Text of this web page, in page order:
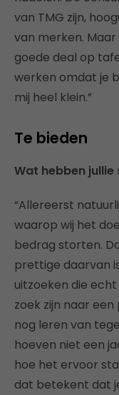
van TMG zijn,
van merken.
goede deal op
werken omdat je
mij heel klein.”
Te bieden
Wat hebben
“Allereerst
waarop wij het
bedrag storten.
prettige daarvan
uitzoeken die echt
zoek zijn naar
nog leren van
hoeven niet een
hoe het ervoor
dat betekent dat